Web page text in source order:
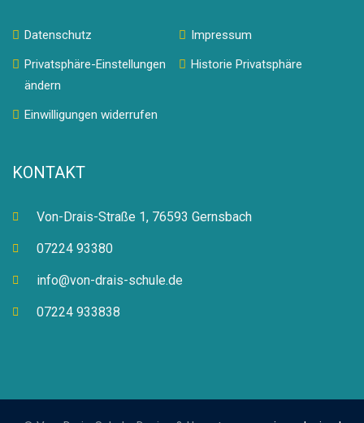
Datenschutz
Impressum
Privatsphäre-Einstellungen
ändern
Historie Privatsphäre
Einwilligungen widerrufen
KONTAKT
Von-Drais-Straße 1, 76593 Gernsbach
07224 93380
info@von-drais-schule.de
07224 933838